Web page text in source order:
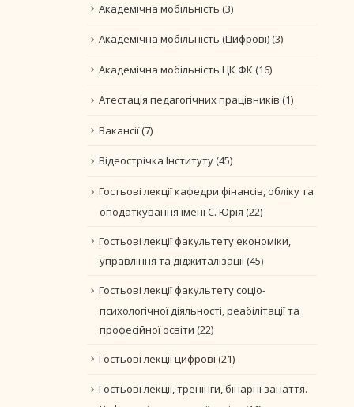
Академічна мобільність (3)
Академічна мобільність (Цифрові)(3)
Академічна мобільність ЦК ФК(16)
Атестація педагогічних працівників (1)
Вакансії(7)
Відеострічка Інституту(45)
Гостьові лекції кафедри фінансів, обліку та
оподаткування імені С. Юрія (22)
Гостьові лекції факультету економіки,
управління та діджиталізації(45)
Гостьові лекції факультету соціо-
психологічної діяльності, реабілітації та
професійної освіти (22)
Гостьові лекції цифрові (21)
Гостьові лекції, тренінги, бінарні занаття.